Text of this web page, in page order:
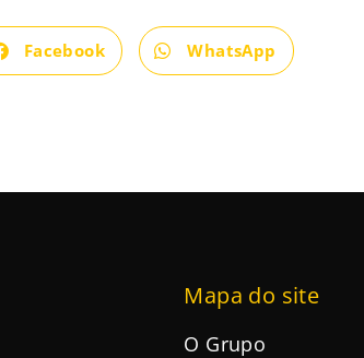
Facebook WhatsApp
Mapa do site
O Grupo